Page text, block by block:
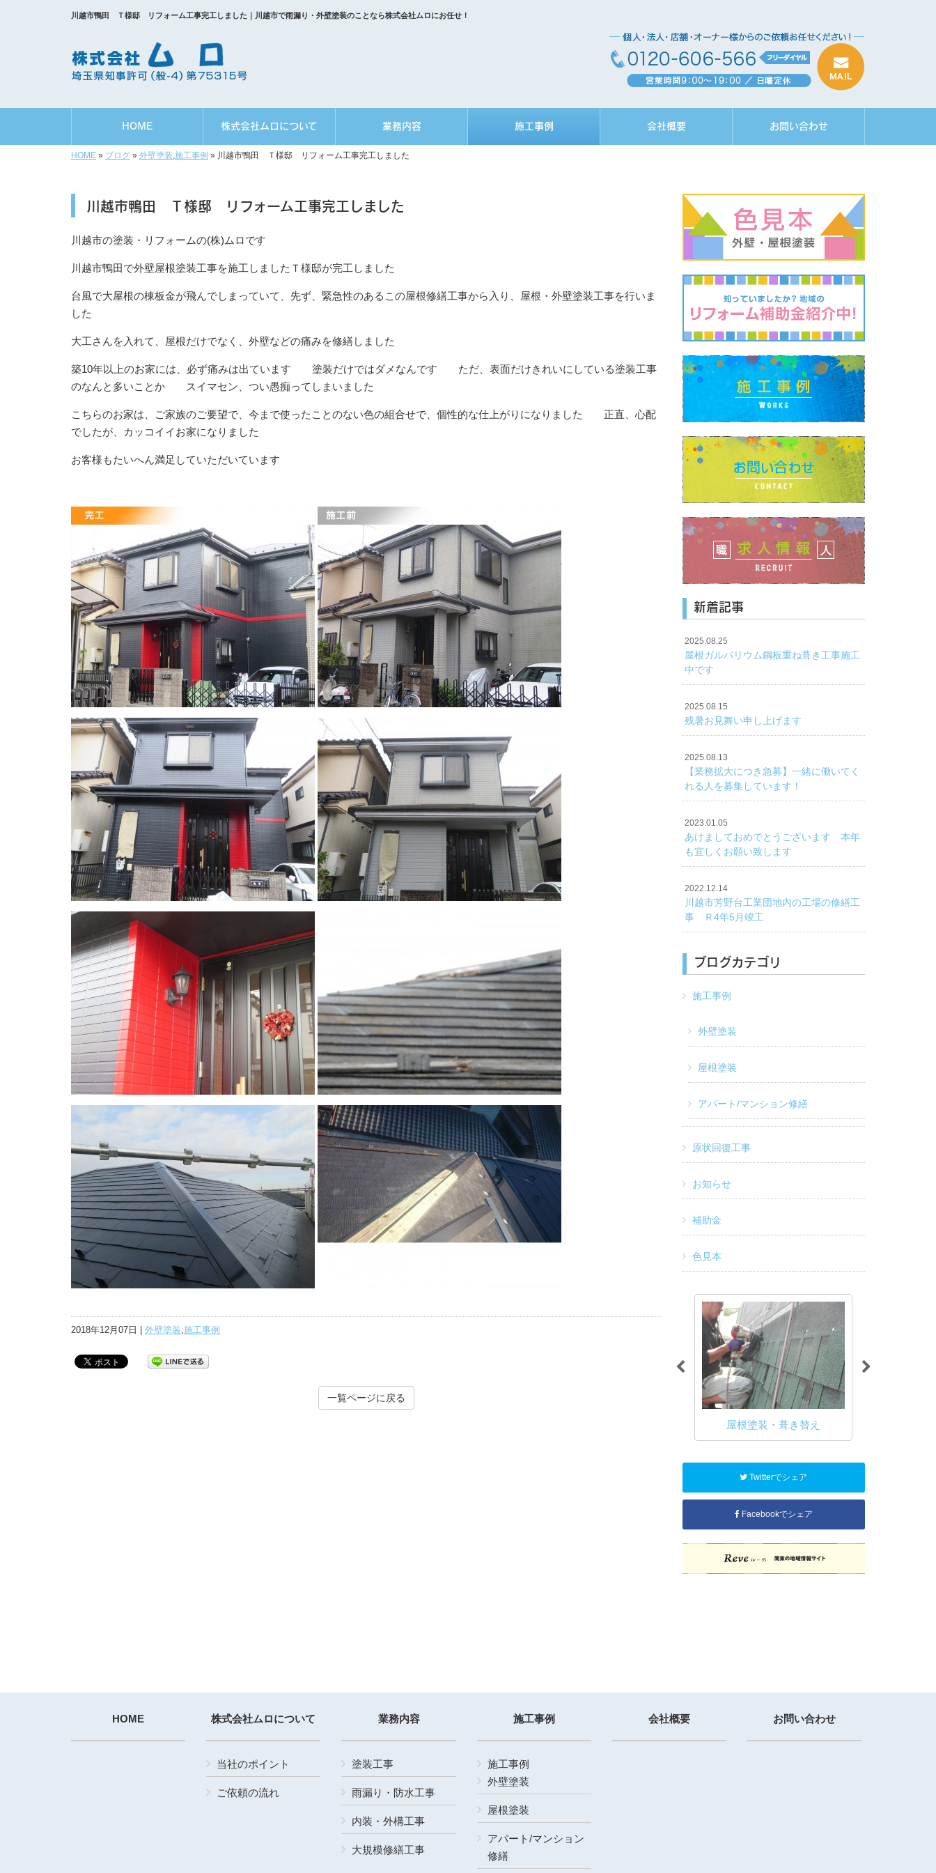
川越市鴨田 Ｔ様邸 リフォーム工事完工しました｜川越市で雨漏り・外壁塗装のことなら株式会社ムロにお任せ！
HOME 株式会社ムロについて 業務内容 施工事例 会社概要 お問い合わせ
HOME » ブログ » 外壁塗装,施工事例 » 川越市鴨田 Ｔ様邸 リフォーム工事完工しました
川越市鴨田 Ｔ様邸 リフォーム工事完工しました
川越市の塗装・リフォームの(株)ムロです
川越市鴨田で外壁屋根塗装工事を施工しましたＴ様邸が完工しました
台風で大屋根の棟板金が飛んでしまっていて、先ず、緊急性のあるこの屋根修繕工事から入り、屋根・外壁塗装工事を行いま
した
大工さんを入れて、屋根だけでなく、外壁などの痛みを修繕しました
築10年以上のお家には、必ず痛みは出ています 塗装だけではダメなんです ただ、表面だけきれいにしている塗装工事
のなんと多いことか スイマセン、つい愚痴ってしまいました
こちらのお家は、ご家族のご要望で、今まで使ったことのない色の組合せで、個性的な仕上がりになりました 正直、心配
でしたが、カッコイイお家になりました
お客様もたいへん満足していただいています
2018年12月07日 | 外壁塗装,施工事例
一覧ページに戻る
新着記事
2025.08.25
屋根ガルバリウム鋼板重ね葺き工事施工
中です
2025.08.15
残暑お見舞い申し上げます
2025.08.13
【業務拡大につき急募】一緒に働いてく
れる人を募集しています！
2023.01.05
あけましておめでとうございます 本年
も宜しくお願い致します
2022.12.14
川越市芳野台工業団地内の工場の修繕工
事 Ｒ4年5月竣工
ブログカテゴリ
施工事例
外壁塗装
屋根塗装
アパート/マンション修繕
原状回復工事
お知らせ
補助金
色見本
屋根塗装・葺き替え
Twitterでシェア
Facebookでシェア
HOME 株式会社ムロについて
当社のポイント
ご依頼の流れ
業務内容
塗装工事
雨漏り・防水工事
内装・外構工事
大規模修繕工事
施工事例
施工事例
外壁塗装
屋根塗装
アパート/マンション
修繕
会社概要 お問い合わせ